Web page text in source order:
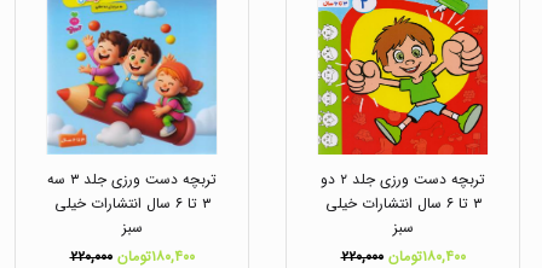
تربچه دست ورزی جلد ۲ دو
۳ تا ۶ سال انتشارات خیلی
سبز
۱۸۰,۴۰۰تومان
۲۲۰,۰۰۰
تربچه دست ورزی جلد ۳ سه
۳ تا ۶ سال انتشارات خیلی
سبز
۱۸۰,۴۰۰تومان
۲۲۰,۰۰۰